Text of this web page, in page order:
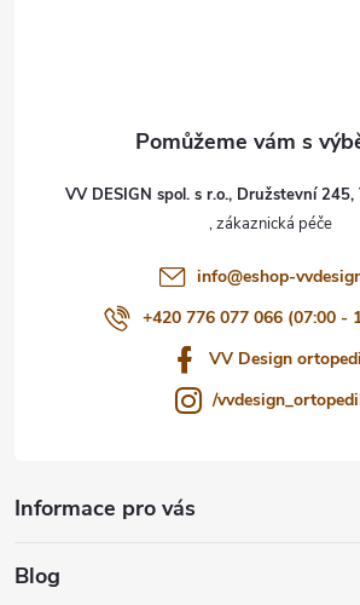
VV DESIGN spol. s r.o., Družstevní
info@eshop-
+420 776 077 066 (07:00 -
VV Design
/
Informace pro vás
Blog